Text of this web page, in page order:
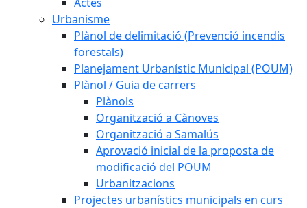
Urbanisme
Plànol de delimitació (Prevenció incendis
forestals)
Planejament Urbanístic Municipal (POUM)
Plànol / Guia de carrers
Plànols
Organització a Cànoves
Organització a Samalús
Aprovació inicial de la proposta de
modificació del POUM
Urbanitzacions
Projectes urbanístics municipals en curs